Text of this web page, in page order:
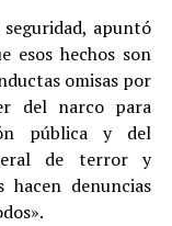
apuntó
esos hechos son
omisas por
del narco para
pública y del
de terror y
hacen denuncias